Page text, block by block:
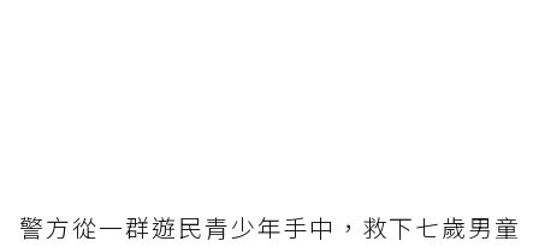
警方從一群遊民青少年手中，救下七歲男童